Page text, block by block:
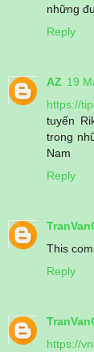
những
Reply
AZ 19
https://
tuyến
trong
Nam
Reply
This
Reply
https://